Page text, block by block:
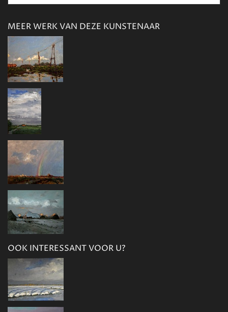
MEER WERK VAN DEZE KUNSTENAAR
OOK INTERESSANT VOOR U?